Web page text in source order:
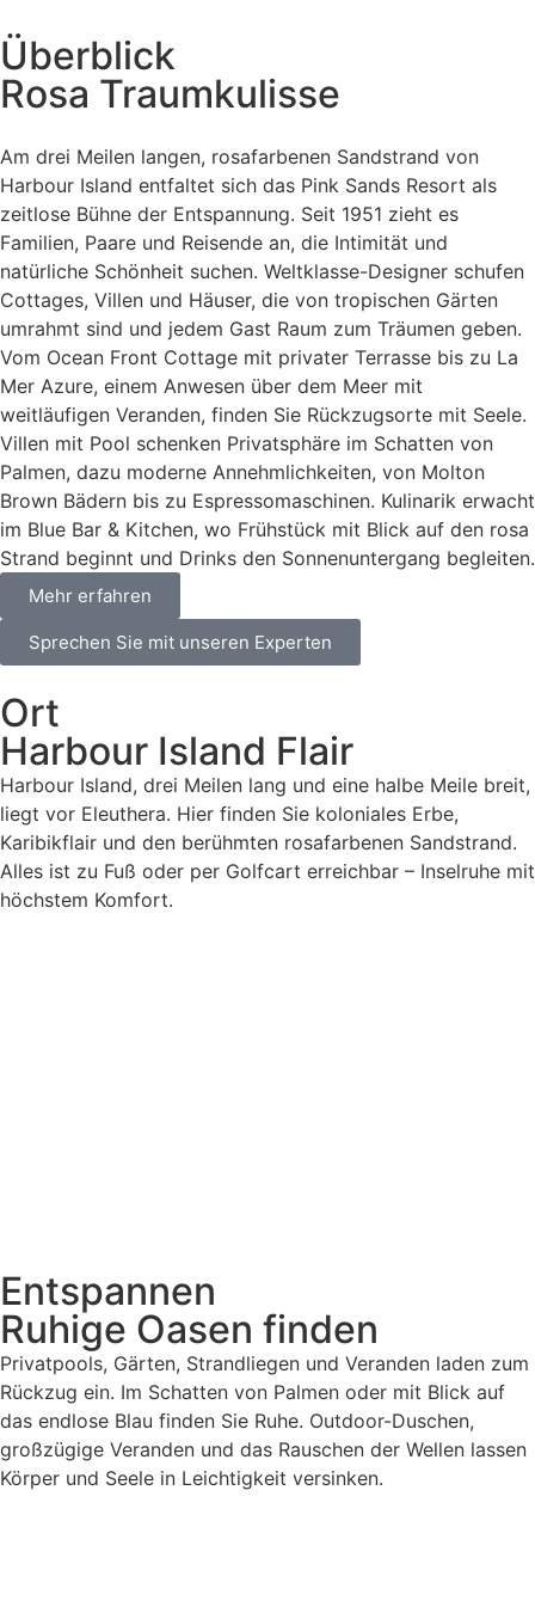
Überblick
Rosa Traumkulisse
Am drei Meilen langen, rosafarbenen Sandstrand von
Harbour Island entfaltet sich das Pink Sands Resort als
zeitlose Bühne der Entspannung. Seit 1951 zieht es
Familien, Paare und Reisende an, die Intimität und
natürliche Schönheit suchen. Weltklasse-Designer schufen
Cottages, Villen und Häuser, die von tropischen Gärten
umrahmt sind und jedem Gast Raum zum Träumen geben.
Vom Ocean Front Cottage mit privater Terrasse bis zu La
Mer Azure, einem Anwesen über dem Meer mit
weitläufigen Veranden, finden Sie Rückzugsorte mit Seele.
Villen mit Pool schenken Privatsphäre im Schatten von
Palmen, dazu moderne Annehmlichkeiten, von Molton
Brown Bädern bis zu Espressomaschinen. Kulinarik erwacht
im Blue Bar & Kitchen, wo Frühstück mit Blick auf den rosa
Strand beginnt und Drinks den Sonnenuntergang begleiten.
Mehr erfahren
Sprechen Sie mit unseren Experten
Ort
Harbour Island Flair
Harbour Island, drei Meilen lang und eine halbe Meile breit,
liegt vor Eleuthera. Hier finden Sie koloniales Erbe,
Karibikflair und den berühmten rosafarbenen Sandstrand.
Alles ist zu Fuß oder per Golfcart erreichbar – Inselruhe mit
höchstem Komfort.
Entspannen
Ruhige Oasen finden
Privatpools, Gärten, Strandliegen und Veranden laden zum
Rückzug ein. Im Schatten von Palmen oder mit Blick auf
das endlose Blau finden Sie Ruhe. Outdoor-Duschen,
großzügige Veranden und das Rauschen der Wellen lassen
Körper und Seele in Leichtigkeit versinken.